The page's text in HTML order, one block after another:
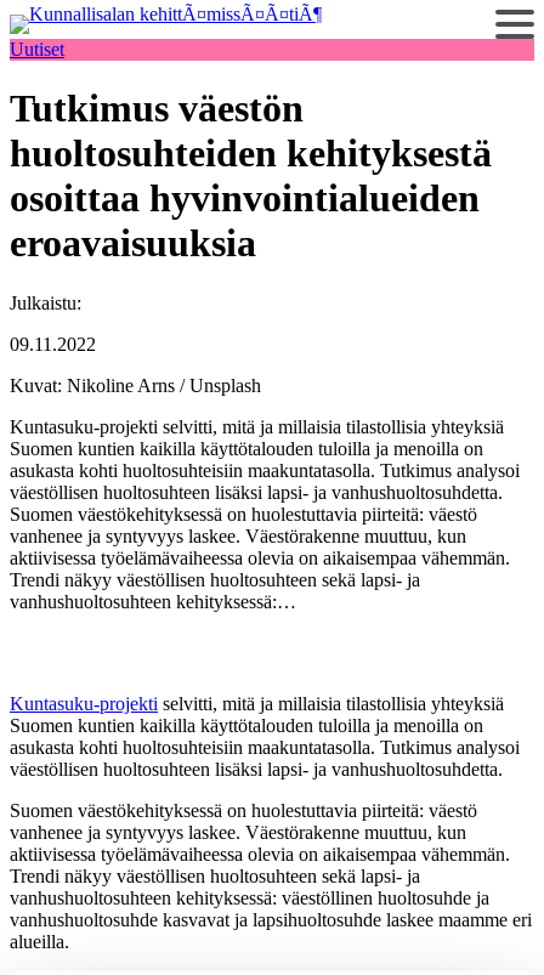
Siirry
sisältöön
Uutiset
Tutkimus väestön
huoltosuhteiden kehityksestä
osoittaa hyvinvointialueiden
eroavaisuuksia
Julkaistu:
09.11.2022
Kuvat: Nikoline Arns / Unsplash
Kuntasuku-projekti selvitti, mitä ja millaisia tilastollisia yhteyksiä
Suomen kuntien kaikilla käyttötalouden tuloilla ja menoilla on
asukasta kohti huoltosuhteisiin maakuntatasolla. Tutkimus analysoi
väestöllisen huoltosuhteen lisäksi lapsi- ja vanhushuoltosuhdetta.
Suomen väestökehityksessä on huolestuttavia piirteitä: väestö
vanhenee ja syntyvyys laskee. Väestörakenne muuttuu, kun
aktiivisessa työelämävaiheessa olevia on aikaisempaa vähemmän.
Trendi näkyy väestöllisen huoltosuhteen sekä lapsi- ja
vanhushuoltosuhteen kehityksessä:…
Kuntasuku-projekti selvitti, mitä ja millaisia tilastollisia yhteyksiä
Suomen kuntien kaikilla käyttötalouden tuloilla ja menoilla on
asukasta kohti huoltosuhteisiin maakuntatasolla. Tutkimus analysoi
väestöllisen huoltosuhteen lisäksi lapsi- ja vanhushuoltosuhdetta.
Suomen väestökehityksessä on huolestuttavia piirteitä: väestö
vanhenee ja syntyvyys laskee. Väestörakenne muuttuu, kun
aktiivisessa työelämävaiheessa olevia on aikaisempaa vähemmän.
Trendi näkyy väestöllisen huoltosuhteen sekä lapsi- ja
vanhushuoltosuhteen kehityksessä: väestöllinen huoltosuhde ja
vanhushuoltosuhde kasvavat ja lapsihuoltosuhde laskee maamme eri
alueilla.